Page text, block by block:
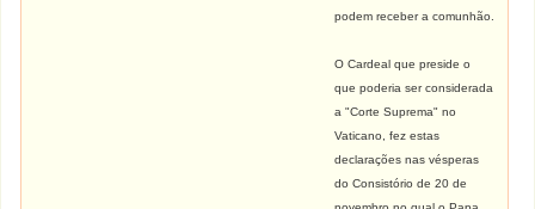
podem receber a comunhão.
O Cardeal que preside o
que poderia ser considerada
a "Corte Suprema" no
Vaticano, fez estas
declarações nas vésperas
do Consistório de 20 de